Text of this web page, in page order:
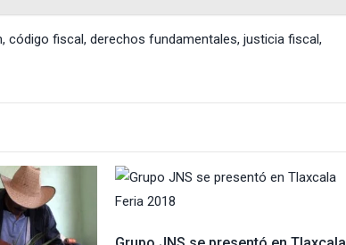
, código fiscal, derechos fundamentales, justicia fiscal,